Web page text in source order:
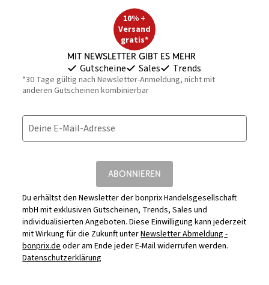
10% +
Versand
gratis*
Mit Newsletter gibt es mehr
Gutscheine Sales Trends
*30 Tage gültig nach Newsletter-Anmeldung, nicht mit
anderen Gutscheinen kombinierbar
Deine E-Mail-Adresse
ABONNIEREN
Du erhältst den Newsletter der bonprix Handelsgesellschaft
mbH mit exklusiven Gutscheinen, Trends, Sales und
individualisierten Angeboten. Diese Einwilligung kann jederzeit
mit Wirkung für die Zukunft unterNewsletter Abmeldung -
bonprix.deoder am Ende jeder E-Mail widerrufen werden.
Datenschutzerklärung